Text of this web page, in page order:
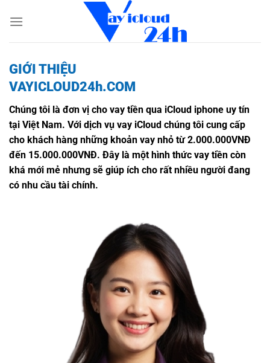
qua
GIỚI THIỆU
VAYICLOUD24h.COM
Chúng tôi là đơn vị cho vay tiền qua iCloud iphone uy tín
tại Việt Nam. Với dịch vụ vay iCloud chúng tôi cung cấp
cho khách hàng những khoản vay nhỏ từ 2.000.000VNĐ
đến 15.000.000VNĐ. Đây là một hình thức vay tiền còn
khá mới mẻ nhưng sẽ giúp ích cho rất nhiều người đang
có nhu cầu tài chính.